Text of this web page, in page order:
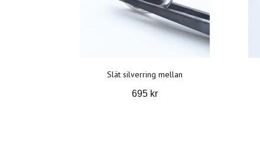
Slät silverring mellan
695 kr